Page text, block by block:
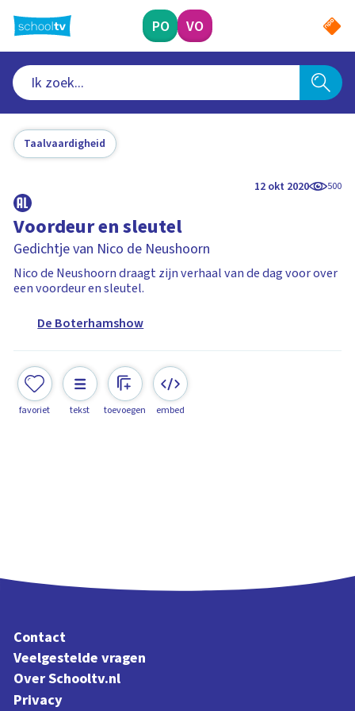
naar
hoofdinhoud
PO VO
Taalvaardigheid
12 okt 2020 500
Voordeur en sleutel
Gedichtje van Nico de Neushoorn
Nico de Neushoorn draagt zijn verhaal van de dag voor over
een voordeur en sleutel.
De Boterhamshow
favoriet tekst toevoegen embed
Contact
Veelgestelde vragen
Over Schooltv.nl
Privacy